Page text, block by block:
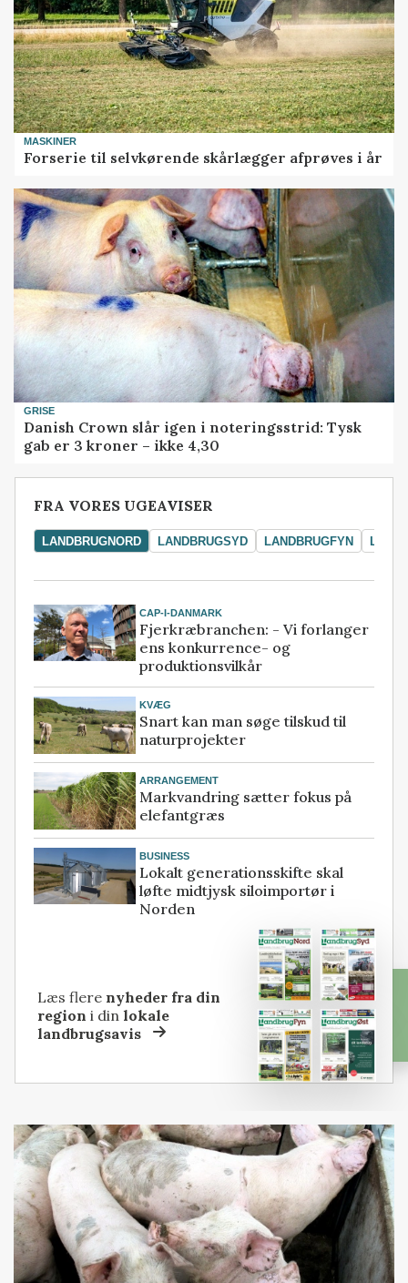
MASKINER
Forserie til selvkørende skårlægger afprøves i år
GRISE
Danish Crown slår igen i noteringsstrid: Tysk
gab er 3 kroner – ikke 4,30
FRA VORES UGEAVISER
LANDBRUGNORD LANDBRUGSYD LANDBRUGFYN
CAP-I-DANMARK
Fjerkræbranchen: - Vi forlanger
ens konkurrence- og
produktionsvilkår
KVÆG
Snart kan man søge tilskud til
naturprojekter
ARRANGEMENT
Markvandring sætter fokus på
elefantgræs
BUSINESS
Lokalt generationsskifte skal
løfte midtjysk siloimportør i
Norden
Læs flere nyheder fra din
region i dinlokale
landbrugsavis